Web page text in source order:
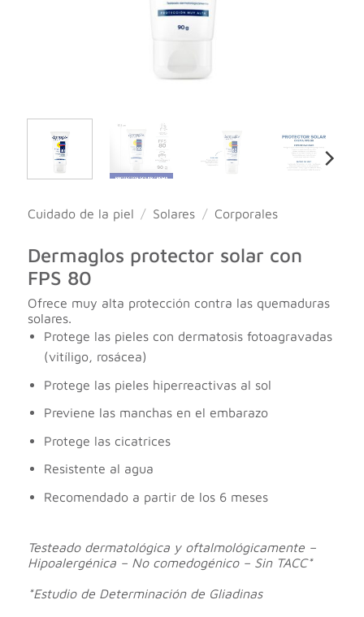
Cuidado de la piel / Solares / Corporales
Dermaglos protector solar con
FPS 80
Ofrece muy alta protección contra las quemaduras
solares.
Protege las pieles con dermatosis fotoagravadas
(vitíligo, rosácea)
Protege las pieles hiperreactivas al sol
Previene las manchas en el embarazo
Protege las cicatrices
Resistente al agua
Recomendado a partir de los 6 meses
Testeado dermatológica y oftalmológicamente –
Hipoalergénica – No comedogénico – Sin TACC*
*Estudio de Determinación de Gliadinas